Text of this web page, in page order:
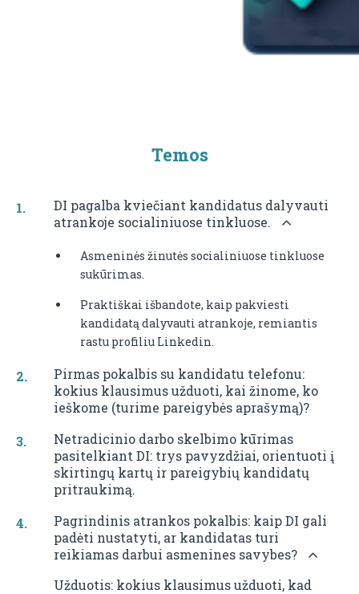
Temos
DI pagalba kviečiant kandidatus dalyvauti
atrankoje socialiniuose tinkluose.
Asmeninės žinutės socialiniuose tinkluose
sukūrimas.
Praktiškai išbandote, kaip pakviesti
kandidatą dalyvauti atrankoje, remiantis
rastu profiliu Linkedin.
Pirmas pokalbis su kandidatu telefonu:
kokius klausimus užduoti, kai žinome, ko
ieškome (turime pareigybės aprašymą)?
Netradicinio darbo skelbimo kūrimas
pasitelkiant DI: trys pavyzdžiai, orientuoti į
skirtingų kartų ir pareigybių kandidatų
pritraukimą.
Pagrindinis atrankos pokalbis: kaip DI gali
padėti nustatyti, ar kandidatas turi
reikiamas darbui asmenines savybes?
Užduotis: kokius klausimus užduoti, kad